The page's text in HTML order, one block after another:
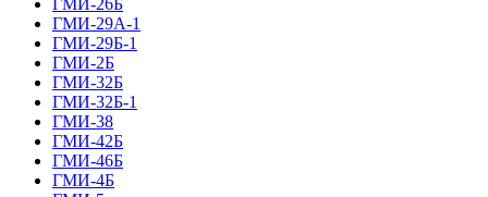
ГМИ-29А-1
ГМИ-29Б-1
ГМИ-2Б
ГМИ-32Б
ГМИ-32Б-1
ГМИ-38
ГМИ-42Б
ГМИ-46Б
ГМИ-4Б